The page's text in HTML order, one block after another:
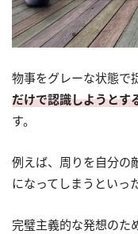
物事をグレーな状態で
だけで認識しようとす
す。
例えば、周りを自分の
になってしまうといっ
完璧主義的な発想のた